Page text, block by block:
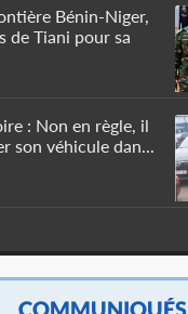
Bénin-Niger,
de Tiani pour sa
: Non en règle, il
son véhicule dan...
COMMUNIQUÉS